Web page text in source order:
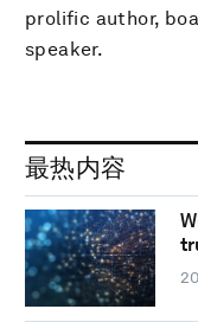
prolific author,
speaker.
最热内容